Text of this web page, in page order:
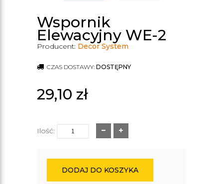
Wspornik
Elewacyjny WE-2
Producent: Decor System
CZAS DOSTAWY: DOSTĘPNY
29,10 zł
Ilość:
DODAJ DO KOSZYKA